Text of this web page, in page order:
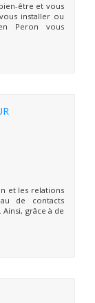
être et vous
installer ou
Peron vous
et les relations
de contacts
grâce à de